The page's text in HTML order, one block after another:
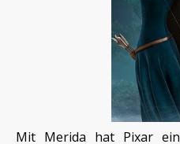
Mit Merida hat Pixar